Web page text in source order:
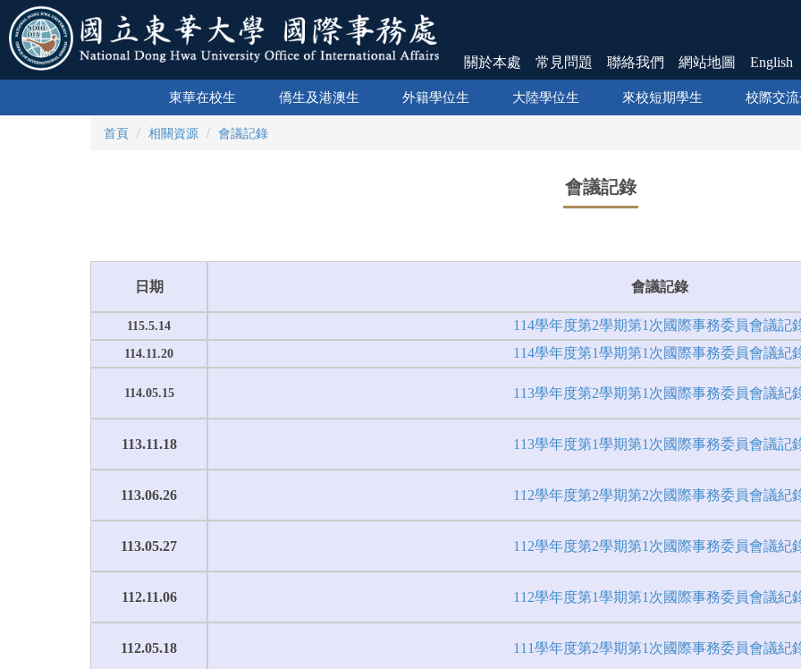
跳
到
主
關於本處 常見問題 聯絡我們 網站地圖 English
東華在校生 僑生及港澳生 外籍學位生 大陸學位生 來校短期學生 校際交
首頁 相關資源 會議記錄
會議記錄
日期 會議記錄
115.5.14 114學年度第2學期第1次國際事務委員會議記
114.11.20 114學年度第1學期第1次國際事務委員會議紀
114.05.15 113學年度第2學期第1次國際事務委員會議紀
113.11.18 113學年度第1學期第1次國際事務委員會議記
113.06.26 112學年度第2學期第2次國際事務委員會議紀
113.05.27 112學年度第2學期第1次國際事務委員會議紀
112.11.06 112學年度第1學期第1次國際事務委員會議紀
112.05.18 111學年度第2學期第1次國際事務委員會議紀